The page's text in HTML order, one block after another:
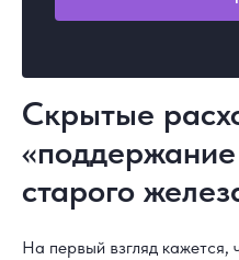
Скрытые
старого
На первый взгляд кажется,